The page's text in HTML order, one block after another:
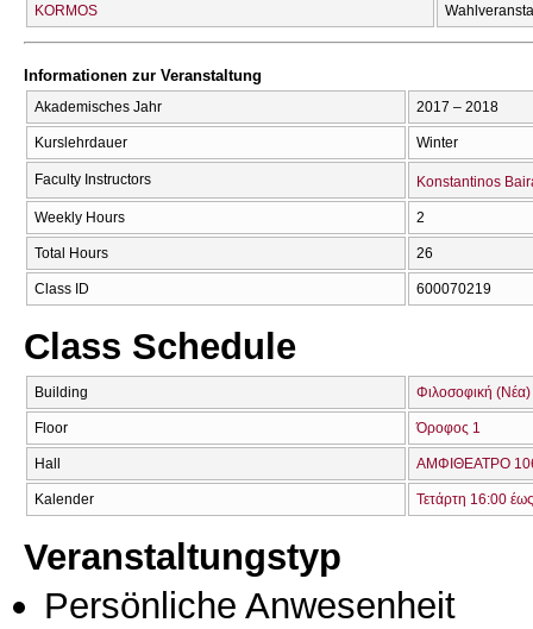
KORMOS
Informationen zur Veranstaltung
Akademisches Jahr 2017 – 2018
Kurslehrdauer Winter
Faculty Instructors Konstantinos
Weekly Hours 2
Total Hours 26
Class ID 600070219
Class Schedule
Building Φιλοσοφική (Νέα)
Floor Όροφος 1
Hall ΑΜΦΙΘΕΑΤΡΟ
Kalender Τετάρτη 16:00
Veranstaltungstyp
Persönliche Anwesenheit